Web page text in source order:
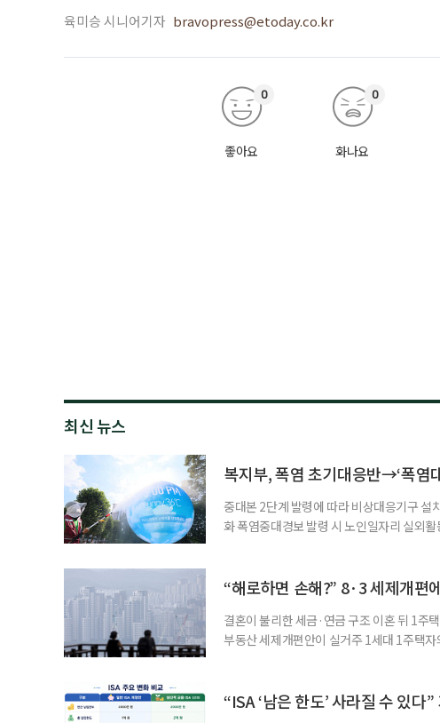
육미승 시니어기자 bravopress@etoday.co.kr
좋아요
0
화나요
0
최신 뉴스
복지부, 폭염 초기대응반→‘폭염
중대본 2단계 발령에 따라 비상대응기구 설
화 폭염중대경보 발령 시 노인일자리 실외
책본부(중대본) 2단계(심각)가 발령된 이후
“해로하면 손해?” 8·3 세제개편
결혼이 불리한 세금·연금 구조 이혼 뒤 1주
부동산 세제개편안이 실거주 1세대 1주택
부가 각자 집 한 채씩을 보유하면 한 세대가
“ISA ‘남은 한도’ 사라질 수 있다